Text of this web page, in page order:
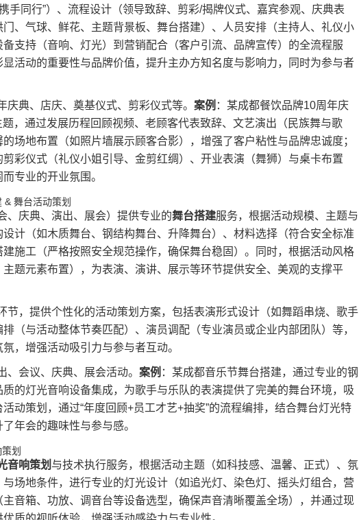
携手同行”）、流程设计（领导致辞、剪彩/揭牌仪式、嘉宾参观、庆典表
、气球、鲜花、主题背景板、舞台搭建）、人员安排（主持人、礼仪小
支持（音响、灯光）到营销配合（客户引流、品牌宣传）的全流程服
活动的重要性与品牌价值，提升主办方知名度与影响力，同时为参与者
庆典、店庆、奠基仪式、剪彩仪式等。​ ​案例​ ​：某成都餐饮品牌10周年庆
题，通过发展历程回顾视频、老顾客代表致辞、文艺演出（民族舞与歌
场地布置（如照片墙展示顾客合影），增强了客户粘性与品牌忠诚度；
彩仪式（礼仪小姐引导、金剪红绸）、开业表演（舞狮）与桌卡布置
专业的开业氛围。
& 舞台活动策划
、庆典、演出、展会）提供专业的​​舞台搭建​​服务，根据活动规模、主题与
计（如木质舞台、钢结构舞台、升降舞台）、材料选择（符合安全标准
施工（严格按照安全规范操作，确保舞台稳固）。同时，根据活动风格
题元素布置），为表演、演讲、展示等环节提供安全、美观的支撑平
节，提供个性化的活动策划方案，包括表演形式设计（如舞蹈串烧、歌手
（与活动整体节奏匹配）、演员调配（专业演员或企业内部团队）等，
，增强活动吸引力与参与者互动。
、会议、庆典、展会活动。​ ​案例​ ​：某成都音乐节舞台搭建，通过专业的钢
的灯光音响设备集成，为歌手与乐队的表演提供了完美的舞台环境，吸
动策划，通过“年度回顾+员工才艺+抽奖”的流程编排，结合舞台灯光特
年会的趣味性与参与感。
划
音响策划​ ​与技术执行服务，根据活动主题（如科技感、温馨、正式）、氛
场地条件，进行专业的灯光设计（如追光灯、染色灯、摇头灯组合，营
音箱、功放、调音台等设备选型，确保声音清晰覆盖全场），并通过现